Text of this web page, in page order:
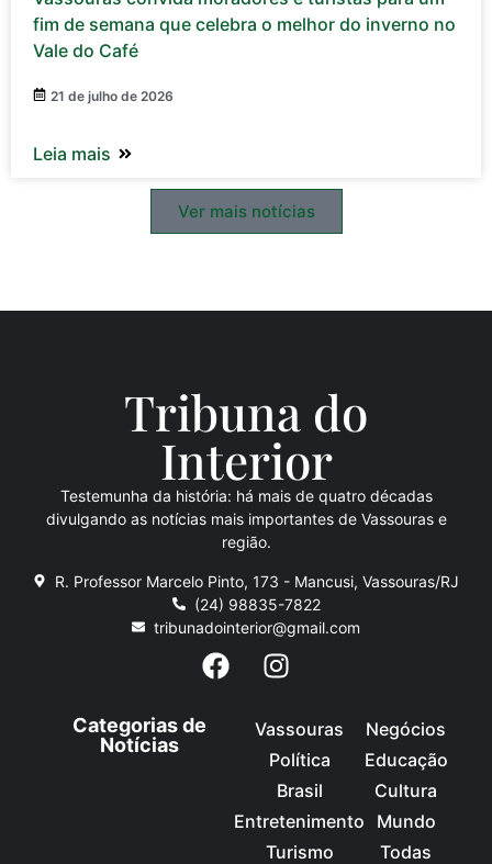
fim de semana que celebra o melhor do inverno no
Vale do Café
21 de julho de 2026
Leia mais
Ver mais notícias
Tribuna do
Interior
Testemunha da história: há mais de quatro décadas
divulgando as notícias mais importantes de Vassouras e
região.
R. Professor Marcelo Pinto, 173 - Mancusi, Vassouras/RJ
(24) 98835-7822
tribunadointerior@gmail.com
Categorias de
Notícias
Vassouras
Política
Brasil
Entretenimento
Turismo
Negócios
Educação
Cultura
Mundo
Todas